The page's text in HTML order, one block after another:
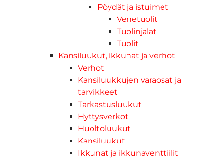
Pöydät ja istuimet
Venetuolit
Tuolinjalat
Tuolit
Kansiluukut, ikkunat ja verhot
Verhot
Kansiluukkujen varaosat ja
tarvikkeet
Tarkastusluukut
Hyttysverkot
Huoltoluukut
Kansiluukut
Ikkunat ja ikkunaventtiilit